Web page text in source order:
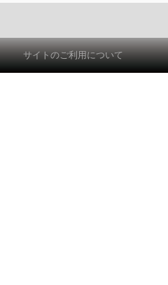
サイトのご利用について